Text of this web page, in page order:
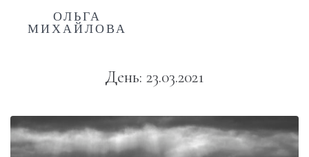
ОЛЬГА
МИХАЙЛОВА
День: 23.03.2021